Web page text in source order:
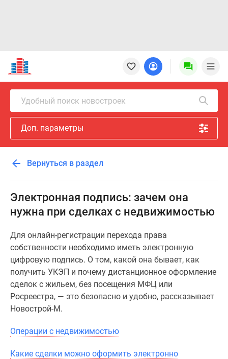
Новостройки
Квартиры
Ипотека
Новостройки
Москвы
Новостройки
Подмосковья
Новостройки
Москвы
Готовые
новостройки
Новостройки
Специальные
предложения
Коммерческие
помещения
Продавцы
застройщики
Панорамы
новостроек
Видеообзор
Удобный поиск новостроек
Доп. параметры
Вернуться в раздел
Электронная подпись: зачем она
нужна при сделках с недвижимостью
Для онлайн-регистрации перехода права
собственности необходимо иметь электронную
цифровую подпись. О том, какой она бывает, как
получить УКЭП и почему дистанционное оформление
сделок с жильем, без посещения МФЦ или
Росреестра, — это безопасно и удобно, рассказывает
Новострой-М.
Операции с недвижимостью
Какие сделки можно оформить электронно